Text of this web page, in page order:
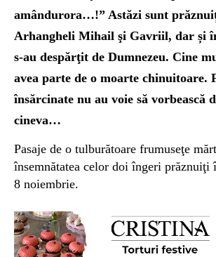
amândurora…!” Astăzi sunt
Arhangheli Mihail şi Gavriil, dar și
s-au despărţit de Dumnezeu. Cine
avea parte de o moarte chinuitoare.
însărcinate nu au voie să vorbească
cineva…
Pasaje de o tulburătoare frumuseţe
însemnătatea celor doi îngeri prăznuiţi
8 noiembrie.